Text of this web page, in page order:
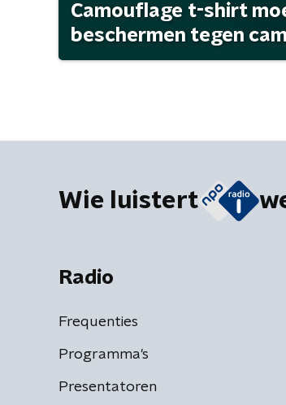
Camouflage t-shirt
beschermen tegen
Wie luistert
Radio
Frequenties
Programma's
Presentatoren